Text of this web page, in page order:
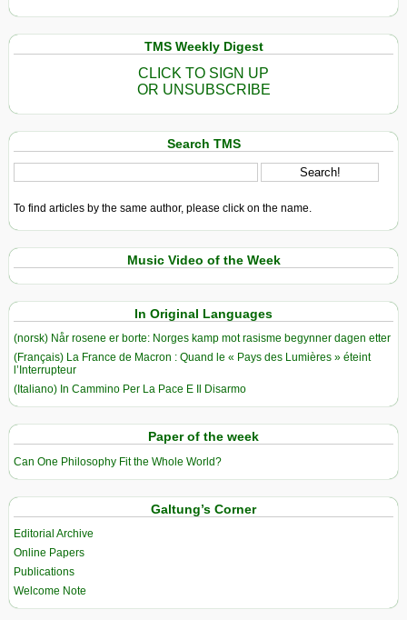
TMS Weekly Digest
CLICK TO SIGN UP
OR UNSUBSCRIBE
Search TMS
To find articles by the same author, please click on the name.
Music Video of the Week
In Original Languages
(norsk) Når rosene er borte: Norges kamp mot rasisme begynner dagen etter
(Français) La France de Macron : Quand le « Pays des Lumières » éteint
l’Interrupteur
(Italiano) In Cammino Per La Pace E Il Disarmo
Paper of the week
Can One Philosophy Fit the Whole World?
Galtung’s Corner
Editorial Archive
Online Papers
Publications
Welcome Note